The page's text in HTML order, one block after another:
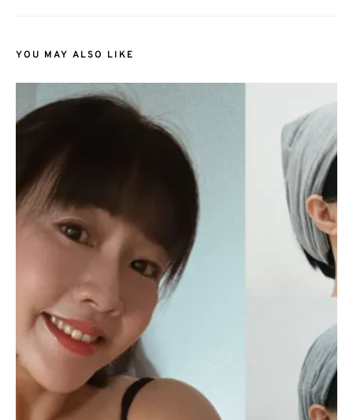
YOU MAY ALSO LIKE